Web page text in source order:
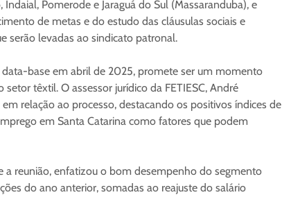
Pomerode e Jaraguá do Sul (Massaranduba), e
de metas e do estudo das cláusulas sociais e
serão levadas ao sindicato patronal.
base em abril de 2025, promete ser um momento
têxtil. O assessor jurídico da FETIESC, André
relação ao processo, destacando os positivos índices de
em Santa Catarina como fatores que podem
a reunião, enfatizou o bom desempenho do segmento
do ano anterior, somadas ao reajuste do salário